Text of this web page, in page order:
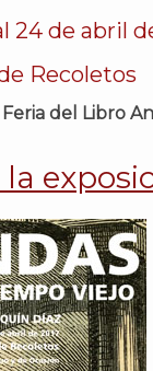
24 de abril
Recoletos
Feria del Libro